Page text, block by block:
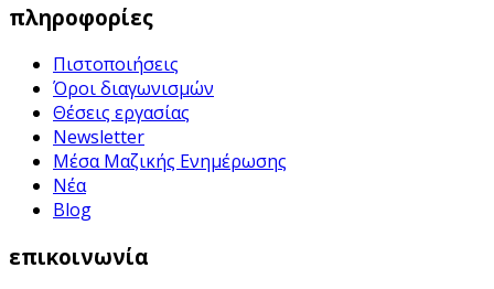
πληροφορίες
Πιστοποιήσεις
Όροι διαγωνισμών
Θέσεις εργασίας
Newsletter
Μέσα Μαζικής Ενημέρωσης
Νέα
Blog
επικοινωνία